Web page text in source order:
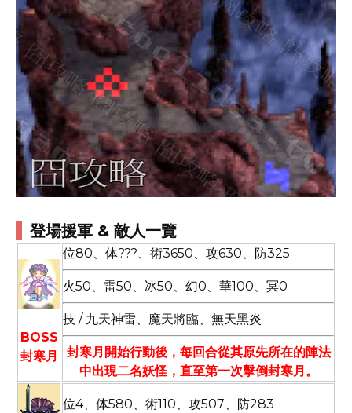
登場援軍 & 敵人一覽
BOSS
封寒月
位80、体???、術3650、攻630、防325
火50、雷50、冰50、幻0、華100、冥0
技 / 九天神雷、魔天將臨、無天黑炎
封寒月開始行動後，每回合從其原先所在的陣法
中出現二名妖怪，直至第一次擊倒封寒月。
位4、体580、術110、攻507、防283